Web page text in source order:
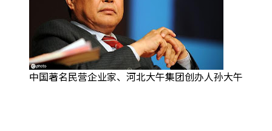
中国著名民营企业家、河北大午集团创办人孙大午